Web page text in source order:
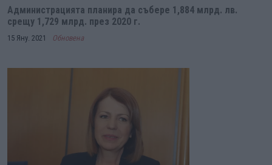
Администрацията планира да събере 1,884 млрд. лв.
срещу 1,729 млрд. през 2020 г.
15 Яну. 2021 Обновена